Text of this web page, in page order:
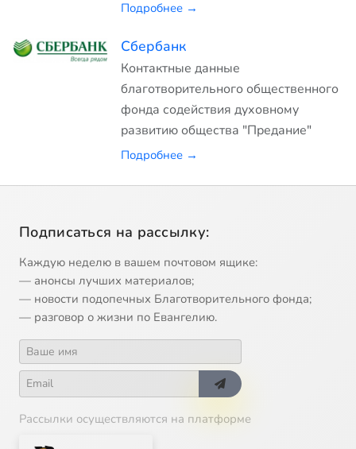
Подробнее →
Сбербанк
Контактные данные
благотворительного общественного
фонда содействия духовному
развитию общества "Предание"
Подробнее →
Подписаться на рассылку:
Каждую неделю в вашем почтовом ящике:
— анонсы лучших материалов;
— новости подопечных Благотворительного фонда;
— разговор о жизни по Евангелию.
Рассылки осуществляются на платформе